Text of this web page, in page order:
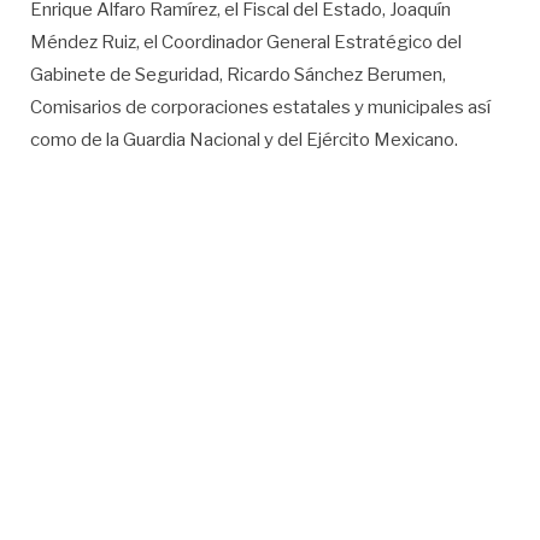
Enrique Alfaro Ramírez, el Fiscal del Estado, Joaquín
Méndez Ruiz, el Coordinador General Estratégico del
Gabinete de Seguridad, Ricardo Sánchez Berumen,
Comisarios de corporaciones estatales y municipales así
como de la Guardia Nacional y del Ejército Mexicano.